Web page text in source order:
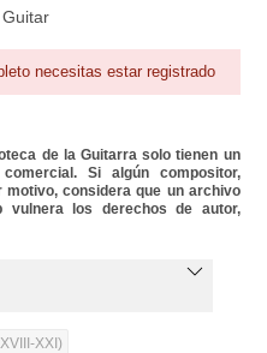
necesitas estar registrado
de la Guitarra solo tienen un
Si algún compositor,
considera que un archivo
vulnera los derechos de autor,
XXI)